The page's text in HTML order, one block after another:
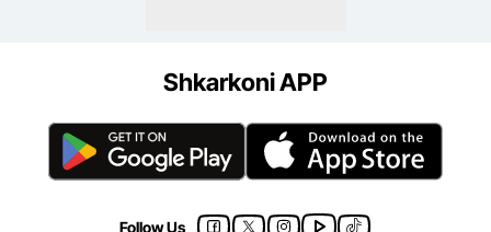
Shkarkoni APP
Follow Us